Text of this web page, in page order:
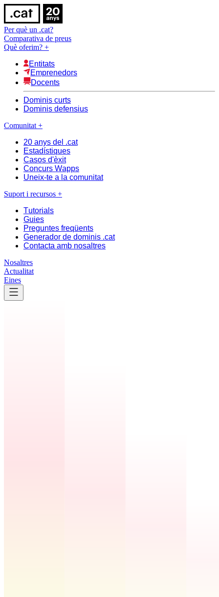
Per què un .cat?
Comparativa de preus
Què oferim? +
Entitats
Emprenedors
Docents
Dominis curts
Dominis defensius
Comunitat +
20 anys del .cat
Estadístiques
Casos d'èxit
Concurs Wapps
Uneix-te a la comunitat
Suport i recursos +
Tutorials
Guies
Preguntes freqüents
Generador de dominis .cat
Contacta amb nosaltres
Nosaltres
Actualitat
Eines